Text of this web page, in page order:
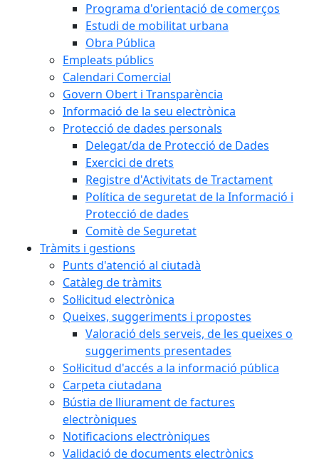
Programa d'orientació de comerços
Estudi de mobilitat urbana
Obra Pública
Empleats públics
Calendari Comercial
Govern Obert i Transparència
Informació de la seu electrònica
Protecció de dades personals
Delegat/da de Protecció de Dades
Exercici de drets
Registre d'Activitats de Tractament
Política de seguretat de la Informació i
Protecció de dades
Comitè de Seguretat
Tràmits i gestions
Punts d'atenció al ciutadà
Catàleg de tràmits
Sol·licitud electrònica
Queixes, suggeriments i propostes
Valoració dels serveis, de les queixes o
suggeriments presentades
Sol·licitud d'accés a la informació pública
Carpeta ciutadana
Bústia de lliurament de factures
electròniques
Notificacions electròniques
Validació de documents electrònics